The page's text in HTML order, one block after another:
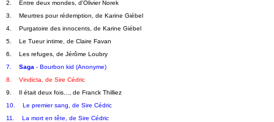
2.    Entre deux mondes, d'Olivier Norek
3.    Meurtres pour rédemption, de Karine Giébel
4.    Purgatoire des innocents, de Karine Giébel
5.    Le Tueur intime, de Claire Favan
6.    Les refuges, de Jérôme Loubry
7. Saga - Bourbon kid (Anonyme)
8.    Vindicta, de Sire Cédric
9.    Il était deux fois..., de Franck Thilliez
10.    Le premier sang, de Sire Cédric
11.    La mort en tête, de Sire Cédric